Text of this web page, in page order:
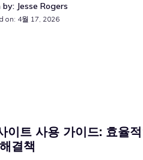
Jesse Rogers
on: 4월 17, 2026
이트 사용 가이드: 효율
결책